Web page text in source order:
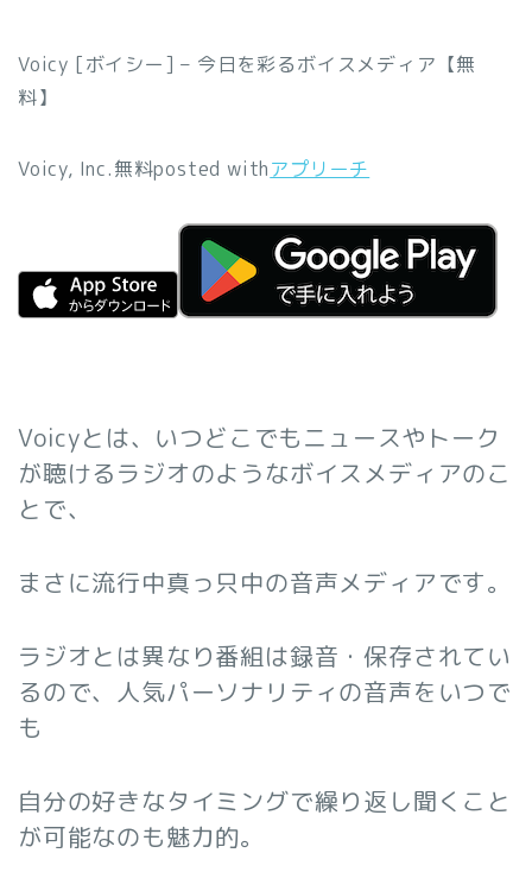
Voicy [ボイシー] – 今日を彩るボイスメディア【無
料】
Voicy, Inc.無料posted withアプリーチ
Voicyとは、いつどこでもニュースやトーク
が聴けるラジオのようなボイスメディアのこ
とで、
まさに流行中真っ只中の音声メディアです。
ラジオとは異なり番組は録音・保存されてい
るので、人気パーソナリティの音声をいつで
も
自分の好きなタイミングで繰り返し聞くこと
が可能なのも魅力的。